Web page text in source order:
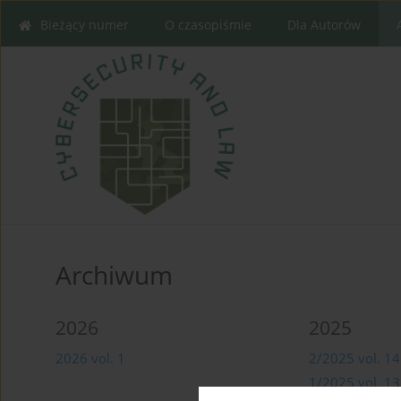
Bieżący numer O czasopiśmie Dla Autorów
Archiwum
2026
2026 vol. 1
2025
2/2025 vol. 14
1/2025 vol. 13